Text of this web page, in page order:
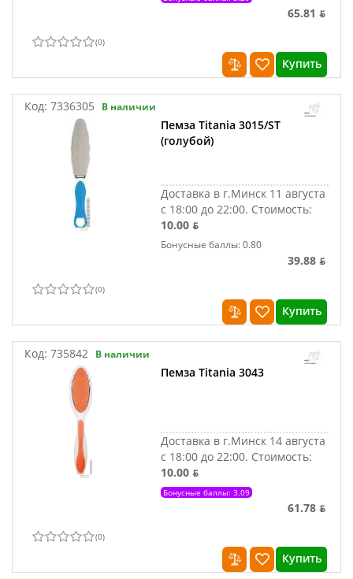
65.81 ƃ
(0)
Купить
Код: 7336305 В наличии
Пемза Titania 3015/ST
(голубой)
Доставка в г.Минск 11 августа
с 18:00 до 22:00. Стоимость:
10.00 ƃ
Бонусные баллы: 0.80
39.88 ƃ
(0)
Купить
Код: 735842 В наличии
Пемза Titania 3043
Доставка в г.Минск 14 августа
с 18:00 до 22:00. Стоимость:
10.00 ƃ
Бонусные баллы: 3.09
61.78 ƃ
(0)
Купить